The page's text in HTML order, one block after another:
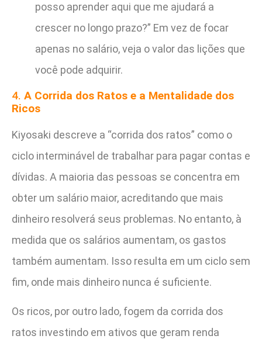
posso aprender aqui que me ajudará a
crescer no longo prazo?” Em vez de focar
apenas no salário, veja o valor das lições que
você pode adquirir.
4. A Corrida dos Ratos e a Mentalidade dos
Ricos
Kiyosaki descreve a “corrida dos ratos” como o
ciclo interminável de trabalhar para pagar contas e
dívidas. A maioria das pessoas se concentra em
obter um salário maior, acreditando que mais
dinheiro resolverá seus problemas. No entanto, à
medida que os salários aumentam, os gastos
também aumentam. Isso resulta em um ciclo sem
fim, onde mais dinheiro nunca é suficiente.
Os ricos, por outro lado, fogem da corrida dos
ratos investindo em ativos que geram renda